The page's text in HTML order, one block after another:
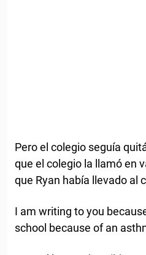
Pero el colegio seguía
que el colegio la llamó en
que Ryan había llevado al
I am writing to you
school because of an